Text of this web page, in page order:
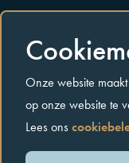
Onze website
op onze website te
Lees ons